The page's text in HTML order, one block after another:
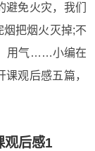
免火灾，我们
把烟火灭掉;不
用气……小编在
观后感五篇，
观后感1